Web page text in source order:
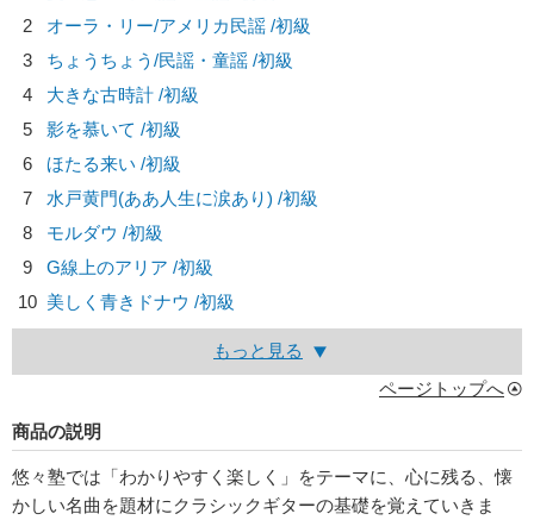
2
オーラ・リー/アメリカ民謡 /初級
3
ちょうちょう/民謡・童謡 /初級
4
大きな古時計 /初級
5
影を慕いて /初級
6
ほたる来い /初級
7
水戸黄門(ああ人生に涙あり) /初級
8
モルダウ /初級
9
G線上のアリア /初級
10 美しく青きドナウ /初級
もっと見る
ページトップへ
商品の説明
悠々塾では「わかりやすく楽しく」をテーマに、心に残る、懐
かしい名曲を題材にクラシックギターの基礎を覚えていきま